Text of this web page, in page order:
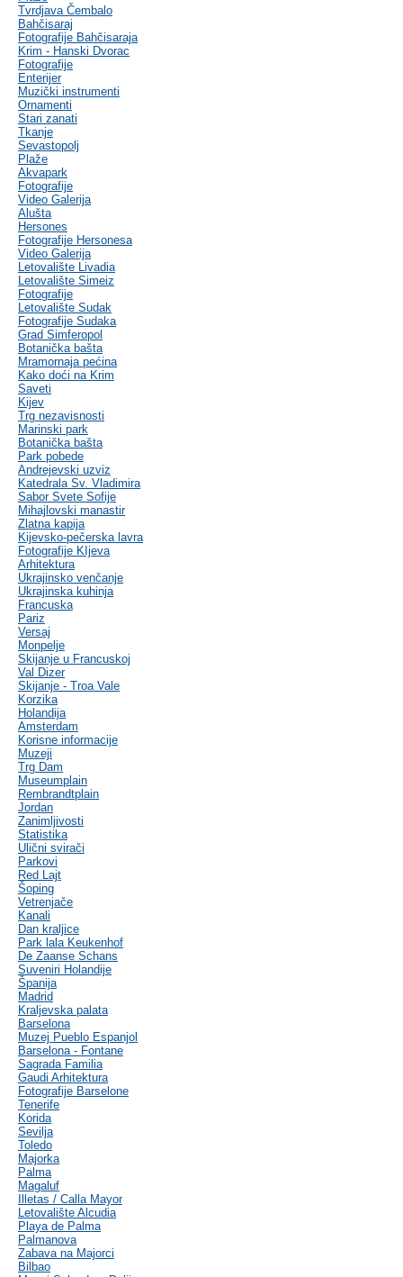
Tvrdjava Čembalo
Bahčisaraj
Fotografije Bahčisaraja
Krim - Hanski Dvorac
Fotografije
Enterijer
Muzički instrumenti
Ornamenti
Stari zanati
Tkanje
Sevastopolj
Plaže
Akvapark
Fotografije
Video Galerija
Alušta
Hersones
Fotografije Hersonesa
Video Galerija
Letovalište Livadia
Letovalište Simeiz
Fotografije
Letovalište Sudak
Fotografije Sudaka
Grad Simferopol
Botanička bašta
Mramornaja pećina
Kako doći na Krim
Saveti
Kijev
Trg nezavisnosti
Marinski park
Botanička bašta
Park pobede
Andrejevski uzviz
Katedrala Sv. Vladimira
Sabor Svete Sofije
Mihajlovski manastir
Zlatna kapija
Kijevsko-pečerska lavra
Fotografije KIjeva
Arhitektura
Ukrajinsko venčanje
Ukrajinska kuhinja
Francuska
Pariz
Versaj
Monpelje
Skijanje u Francuskoj
Val Dizer
Skijanje - Troa Vale
Korzika
Holandija
Amsterdam
Korisne informacije
Muzeji
Trg Dam
Museumplain
Rembrandtplain
Jordan
Zanimljivosti
Statistika
Ulični svirači
Parkovi
Red Lajt
Šoping
Vetrenjače
Kanali
Dan kraljice
Park lala Keukenhof
De Zaanse Schans
Suveniri Holandije
Španija
Madrid
Kraljevska palata
Barselona
Muzej Pueblo Espanjol
Barselona - Fontane
Sagrada Familia
Gaudi Arhitektura
Fotografije Barselone
Tenerife
Korida
Sevilja
Toledo
Majorka
Palma
Magaluf
Illetas / Calla Mayor
Letovalište Alcudia
Playa de Palma
Palmanova
Zabava na Majorci
Bilbao